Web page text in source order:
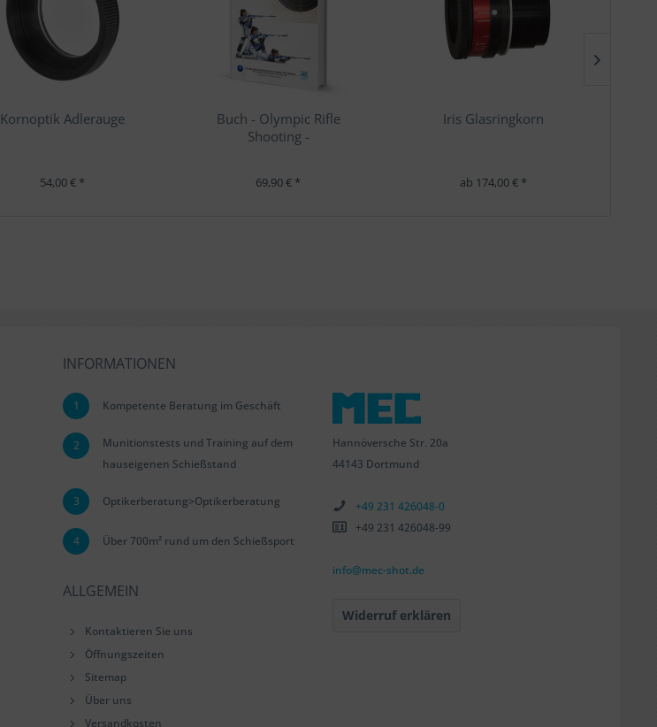
Kornoptik Adlerauge
54,00 € *
Buch - Olympic Rifle
Shooting -
69,90 € *
Iris Glasringkorn
ab 174,00 € *
INFORMATIONEN
1 Kompetente Beratung im Geschäft
2
Munitionstests und Training auf dem
hauseigenen Schießstand
3 Optikerberatung>Optikerberatung
4 Über 700m² rund um den Schießsport
ALLGEMEIN
Kontaktieren Sie uns
Öffnungszeiten
Sitemap
Über uns
Versandkosten
Hannöversche Str. 20a
44143 Dortmund
+49 231 426048-0
+49 231 426048-99
info@mec-shot.de
Widerruf erklären